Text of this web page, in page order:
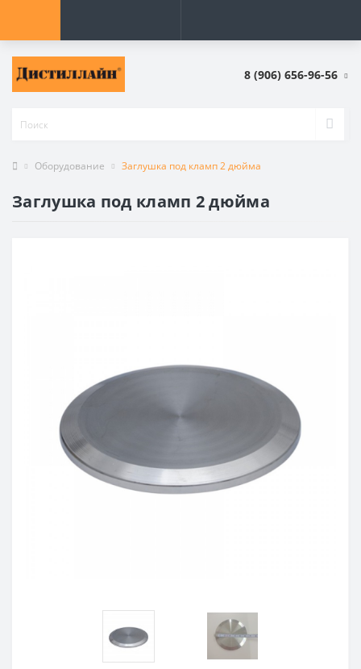
8 (906) 656-96-56
Оборудование Заглушка под кламп 2 дюйма
Заглушка под кламп 2 дюйма